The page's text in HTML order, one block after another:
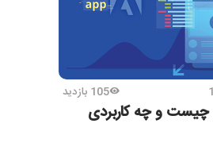
105 بازدید
و چه کاربردی